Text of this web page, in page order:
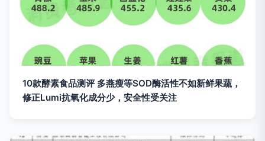
10款酵素食品测评 多燕瘦等SOD酶活性不如新鲜果蔬，
修正Lumi抗氧化成分少，安全性受关注